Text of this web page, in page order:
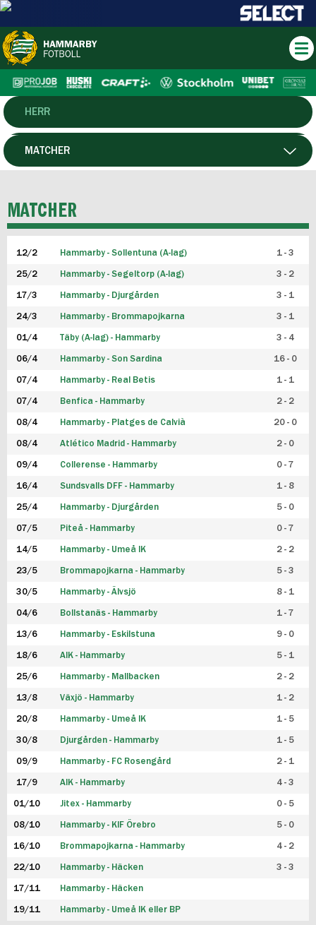
HERR
DAM
P19
F19
FUTSAL HERR
FUTSAL DAM
MATCHER
MATCHER
12/2 Hammarby - Sollentuna (A-lag) 1 - 3
25/2 Hammarby - Segeltorp (A-lag) 3 - 2
17/3 Hammarby - Djurgården 3 - 1
24/3 Hammarby - Brommapojkarna 3 - 1
01/4 Täby (A-lag) - Hammarby 3 - 4
06/4 Hammarby - Son Sardina 16 - 0
07/4 Hammarby - Real Betis 1 - 1
07/4 Benfica - Hammarby 2 - 2
08/4 Hammarby - Platges de Calvià 20 - 0
08/4 Atlético Madrid - Hammarby 2 - 0
09/4 Collerense - Hammarby 0 - 7
16/4 Sundsvalls DFF - Hammarby 1 - 8
25/4 Hammarby - Djurgården 5 - 0
07/5 Piteå - Hammarby 0 - 7
14/5 Hammarby - Umeå IK 2 - 2
23/5 Brommapojkarna - Hammarby 5 - 3
30/5 Hammarby - Älvsjö 8 - 1
04/6 Bollstanäs - Hammarby 1 - 7
13/6 Hammarby - Eskilstuna 9 - 0
18/6 AIK - Hammarby 5 - 1
25/6 Hammarby - Mallbacken 2 - 2
13/8 Växjö - Hammarby 1 - 2
20/8 Hammarby - Umeå IK 1 - 5
30/8 Djurgården - Hammarby 1 - 5
09/9 Hammarby - FC Rosengård 2 - 1
17/9 AIK - Hammarby 4 - 3
01/10 Jitex - Hammarby 0 - 5
08/10 Hammarby - KIF Örebro 5 - 0
16/10 Brommapojkarna - Hammarby 4 - 2
22/10 Hammarby - Häcken 3 - 3
17/11 Hammarby - Häcken
19/11 Hammarby - Umeå IK eller BP